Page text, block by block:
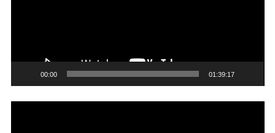
00:00 01:39:17